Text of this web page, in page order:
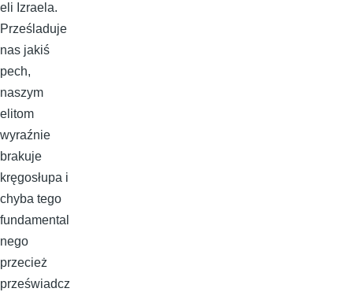
eli Izraela.
Prześladuje
nas jakiś
pech,
naszym
elitom
wyraźnie
brakuje
kręgosłupa i
chyba tego
fundamental
nego
przecież
przeświadcz